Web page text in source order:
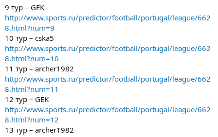
9 тур – GEK
http://www.sports.ru/predictor/football/portugal/league/662
8.html?num=9
10 тур – cska5
http://www.sports.ru/predictor/football/portugal/league/662
8.html?num=10
11 тур – archer1982
http://www.sports.ru/predictor/football/portugal/league/662
8.html?num=11
12 тур – GEK
http://www.sports.ru/predictor/football/portugal/league/662
8.html?num=12
13 тур – archer1982